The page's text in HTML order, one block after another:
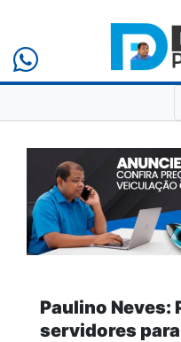
Paulino Neves:
servidores